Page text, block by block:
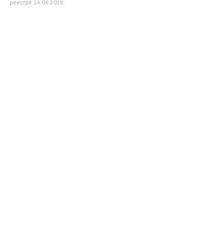
реестре 14.06.2018.